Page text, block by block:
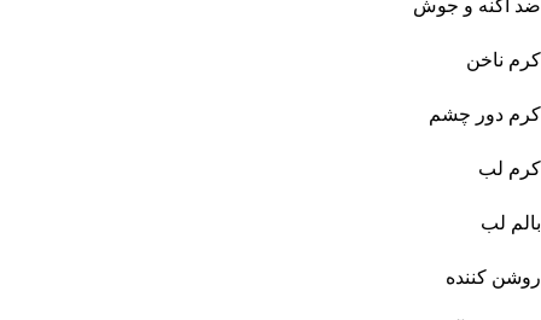
ضد آکنه و جوش
کرم ناخن
کرم دور چشم
کرم لب
بالم لب
روشن کننده